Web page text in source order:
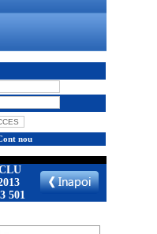
nou
501